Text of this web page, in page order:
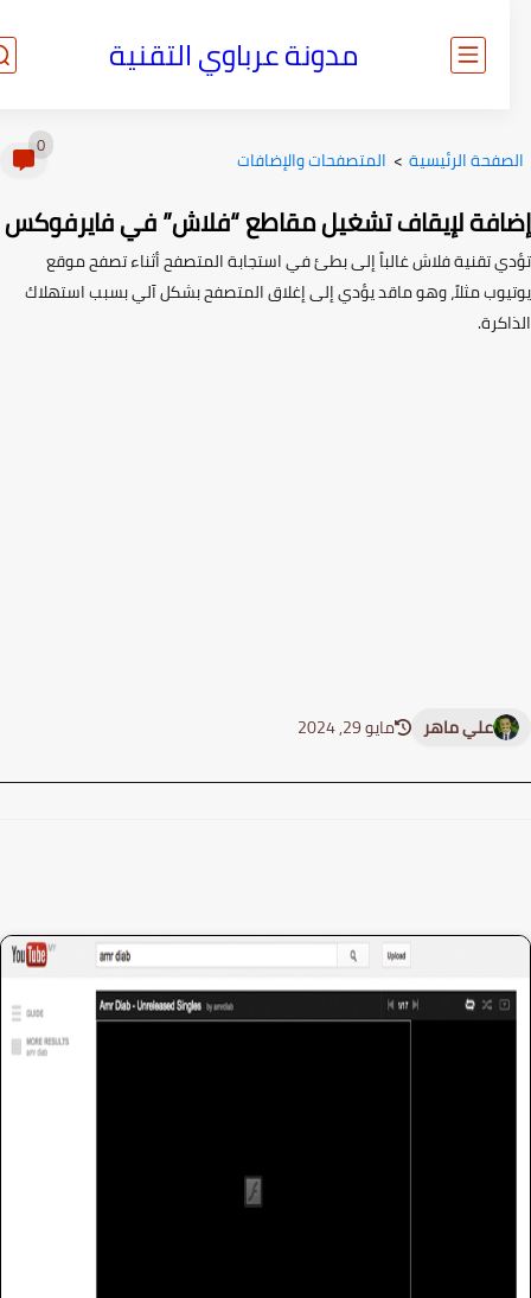
مدونة عرباوي التقنية
الرئيسية> المتصفحات والإضافات
لإيقاف تشغيل مقاطع “فلاش” في فايرفوكس
تقنية فلاش غالباً إلى بطئ في استجابة المتصفح أثناء تصفح موقع
مثلاً، وهو ماقد يؤدي إلى إغلاق المتصفح بشكل آلي بسبب استهلاك
علي ماهر مايو 29, 2024